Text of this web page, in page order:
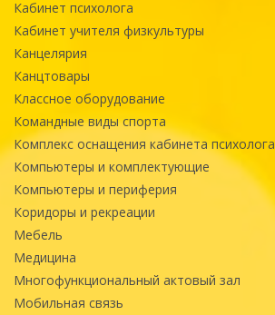
Кабинет психолога
Кабинет учителя физкультуры
Канцелярия
Канцтовары
Классное оборудование
Командные виды спорта
Комплекс оснащения кабинета психолога
Компьютеры и комплектующие
Компьютеры и периферия
Коридоры и рекреации
Мебель
Медицина
Многофункциональный актовый зал
Мобильная связь